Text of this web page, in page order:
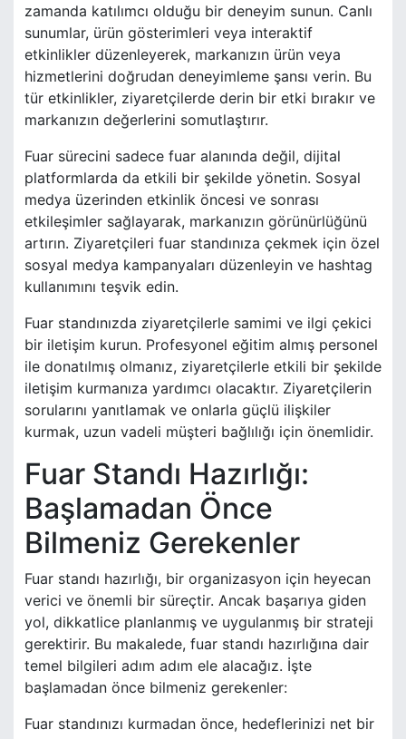
zamanda katılımcı olduğu bir deneyim sunun. Canlı
sunumlar, ürün gösterimleri veya interaktif
etkinlikler düzenleyerek, markanızın ürün veya
hizmetlerini doğrudan deneyimleme şansı verin. Bu
tür etkinlikler, ziyaretçilerde derin bir etki bırakır ve
markanızın değerlerini somutlaştırır.
Fuar sürecini sadece fuar alanında değil, dijital
platformlarda da etkili bir şekilde yönetin. Sosyal
medya üzerinden etkinlik öncesi ve sonrası
etkileşimler sağlayarak, markanızın görünürlüğünü
artırın. Ziyaretçileri fuar standınıza çekmek için özel
sosyal medya kampanyaları düzenleyin ve hashtag
kullanımını teşvik edin.
Fuar standınızda ziyaretçilerle samimi ve ilgi çekici
bir iletişim kurun. Profesyonel eğitim almış personel
ile donatılmış olmanız, ziyaretçilerle etkili bir şekilde
iletişim kurmanıza yardımcı olacaktır. Ziyaretçilerin
sorularını yanıtlamak ve onlarla güçlü ilişkiler
kurmak, uzun vadeli müşteri bağlılığı için önemlidir.
Fuar Standı Hazırlığı:
Başlamadan Önce
Bilmeniz Gerekenler
Fuar standı hazırlığı, bir organizasyon için heyecan
verici ve önemli bir süreçtir. Ancak başarıya giden
yol, dikkatlice planlanmış ve uygulanmış bir strateji
gerektirir. Bu makalede, fuar standı hazırlığına dair
temel bilgileri adım adım ele alacağız. İşte
başlamadan önce bilmeniz gerekenler:
Fuar standınızı kurmadan önce, hedeflerinizi net bir